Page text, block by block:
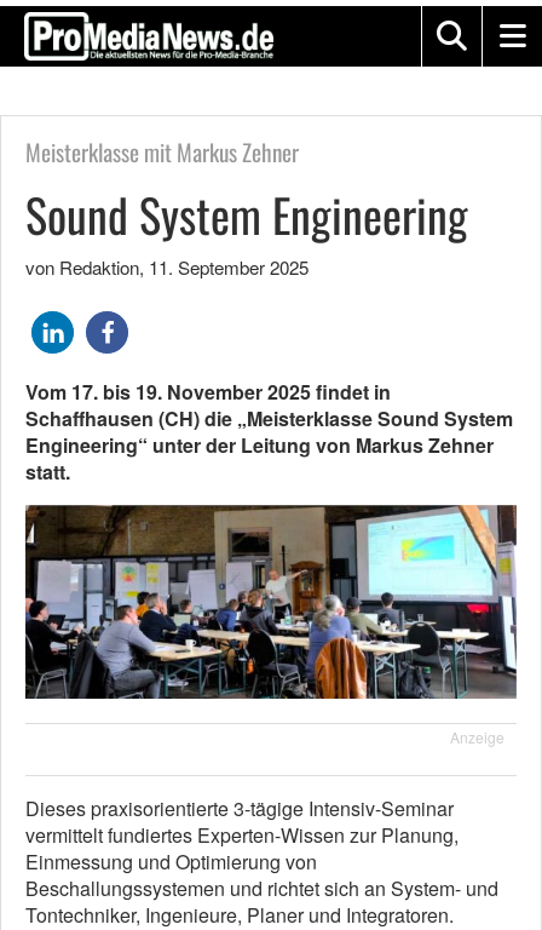
Meisterklasse mit Markus Zehner
Sound System Engineering
von Redaktion, 11. September 2025
Vom 17. bis 19. November 2025 findet in
Schaffhausen (CH) die „Meisterklasse Sound System
Engineering“ unter der Leitung von Markus Zehner
statt.
Anzeige
Dieses praxisorientierte 3-tägige Intensiv-Seminar
vermittelt fundiertes Experten-Wissen zur Planung,
Einmessung und Optimierung von
Beschallungssystemen und richtet sich an System- und
Tontechniker, Ingenieure, Planer und Integratoren.